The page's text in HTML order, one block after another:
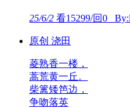
25/6/2 看15299/回0
原创 浇田
菱熟香一楼，
蒿荒黄一丘。
柴篱矮笆边，
争吻落英